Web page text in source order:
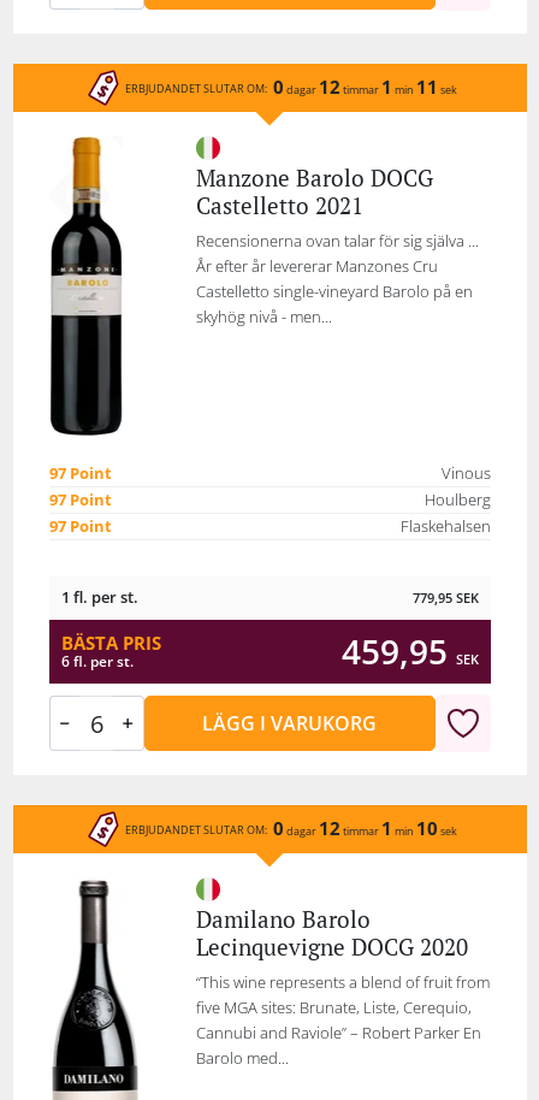
ERBJUDANDET SLUTAR OM: 0 dagar 12 timmar 1 min 11 sek
Manzone Barolo DOCG
Castelletto 2021
Recensionerna ovan talar för sig själva ...
År efter år levererar Manzones Cru
Castelletto single-vineyard Barolo på en
skyhög nivå - men...
97 Point
Vinous
97 Point
Houlberg
97 Point
Flaskehalsen
1 fl. per st. 779,95 SEK
BÄSTA PRIS
6 fl. per st. 459,95 SEK
LÄGG I VARUKORG
ERBJUDANDET SLUTAR OM: 0 dagar 12 timmar 1 min 10 sek
Damilano Barolo
Lecinquevigne DOCG 2020
“This wine represents a blend of fruit from
five MGA sites: Brunate, Liste, Cerequio,
Cannubi and Raviole” – Robert Parker En
Barolo med...